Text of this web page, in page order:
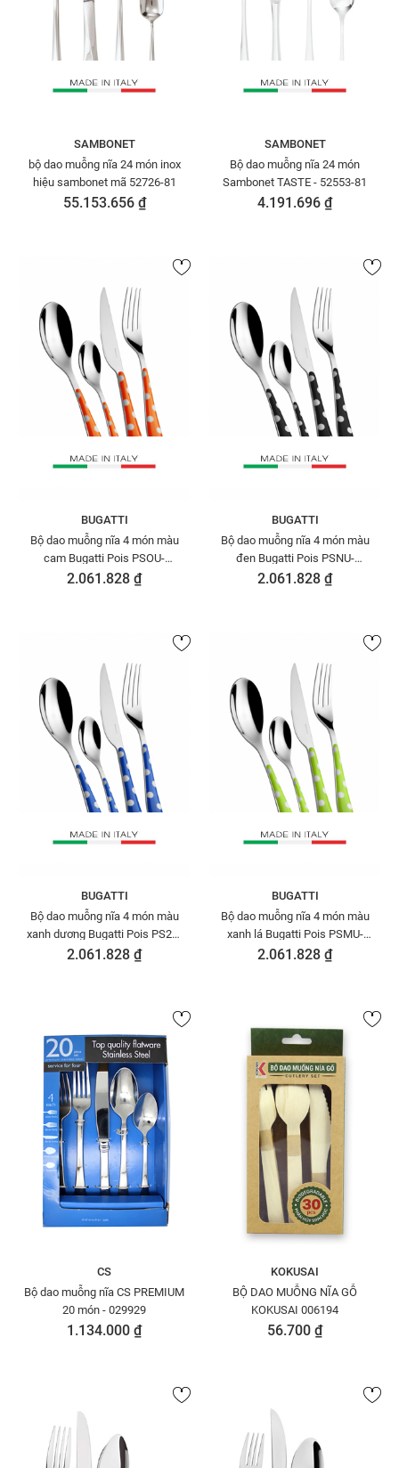
SAMBONET
bộ dao muỗng nĩa 24 món inox
hiệu sambonet mã 52726-81
55.153.656 ₫
SAMBONET
Bộ dao muỗng nĩa 24 món
Sambonet TASTE - 52553-81
4.191.696 ₫
BUGATTI
Bộ dao muỗng nĩa 4 món màu
cam Bugatti Pois PSOU-
014F00/4
2.061.828 ₫
BUGATTI
Bộ dao muỗng nĩa 4 món màu
đen Bugatti Pois PSNU-
014F00/4
2.061.828 ₫
BUGATTI
Bộ dao muỗng nĩa 4 món màu
xanh dương Bugatti Pois PS2U-
014F00/4
2.061.828 ₫
BUGATTI
Bộ dao muỗng nĩa 4 món màu
xanh lá Bugatti Pois PSMU-
014F00/4
2.061.828 ₫
CS
Bộ dao muỗng nĩa CS PREMIUM
20 món - 029929
1.134.000 ₫
KOKUSAI
BỘ DAO MUỖNG NĨA GỖ
KOKUSAI 006194
56.700 ₫